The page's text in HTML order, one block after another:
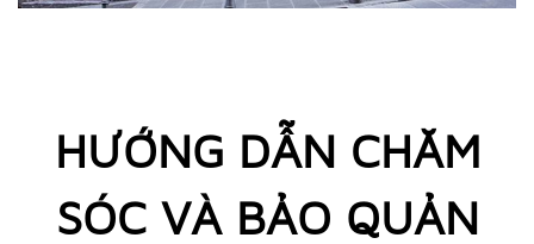
HƯỚNG DẪN CHĂM
SÓC VÀ BẢO QUẢN